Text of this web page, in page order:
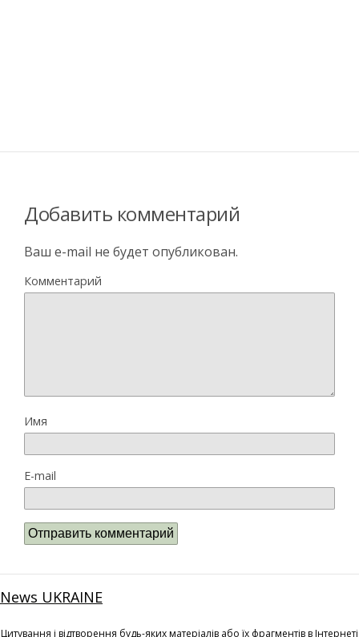
Добавить комментарий
Ваш e-mail не будет опубликован.
Комментарий
Имя
E-mail
News UKRAINE
Цитування і відтворення будь-яких матеріалів або їх фрагментів в Інтернеті